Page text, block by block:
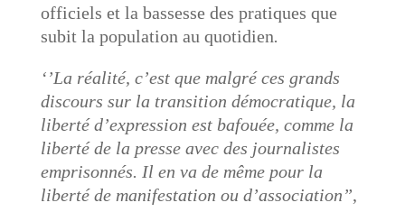
officiels et la bassesse des pratiques que
subit la population au quotidien.
‘’La réalité, c’est que malgré ces grands
discours sur la transition démocratique, la
liberté d’expression est bafouée, comme la
liberté de la presse avec des journalistes
emprisonnés. Il en va de même pour la
liberté de manifestation ou d’association”,